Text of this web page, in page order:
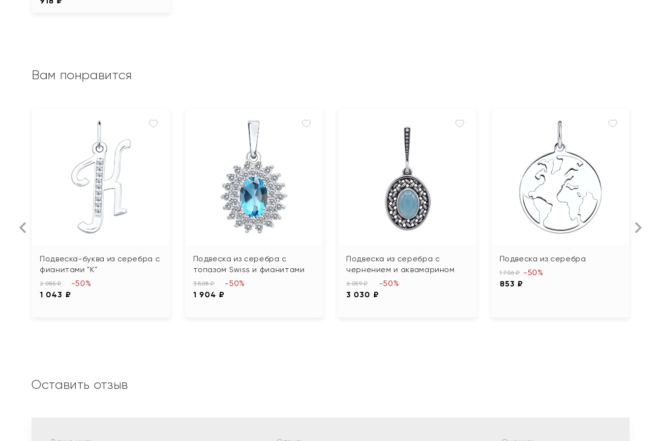
Вам понравится
Подвеска-буква из серебра с
фианитами "К"
2 085 ₽
1 043 ₽
-50%
Подвеска из серебра с
топазом Swiss и фианитами
3 808 ₽
1 904 ₽
-50%
Подвеска из серебра с
чернением и аквамарином
6 059 ₽
3 030 ₽
-50%
Подвеска из серебра
1 706 ₽
853 ₽
-50%
Оставить отзыв